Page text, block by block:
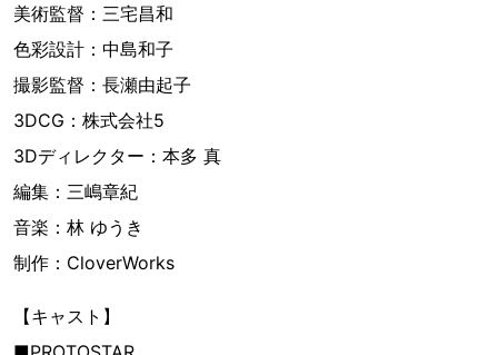
美術監督：三宅昌和
色彩設計：中島和子
撮影監督：長瀬由起子
3DCG：株式会社5
3Dディレクター：本多 真
編集：三嶋章紀
音楽：林 ゆうき
制作：CloverWorks
【キャスト】